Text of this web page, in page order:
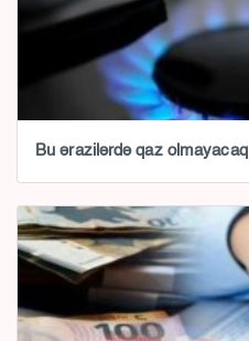
Bu ərazilərdə qaz olmayacaq